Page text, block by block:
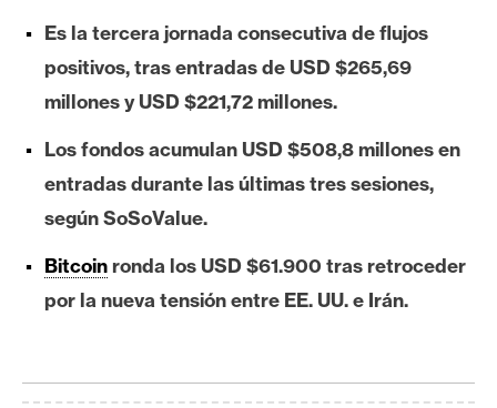
A
n
á
i
s
i
s
N
Es la tercera jornada consecutiva de flujos
positivos, tras entradas de USD $265,69
millones y USD $221,72 millones.
Los fondos acumulan USD $508,8 millones en
entradas durante las últimas tres sesiones,
según SoSoValue.
Bitcoinronda los USD $61.900 tras retroceder
por la nueva tensión entre EE. UU. e Irán.